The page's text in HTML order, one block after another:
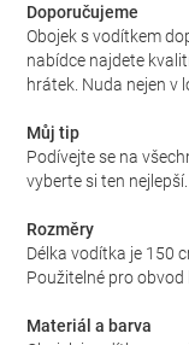
Doporučujeme
Obojek s vodítkem
nabídce najdete
hrátek. Nuda nejen v
Můj tip
Podívejte se na
vyberte si ten nejlepší.
Rozměry
Délka vodítka je 150
Použitelné pro
Materiál a barva